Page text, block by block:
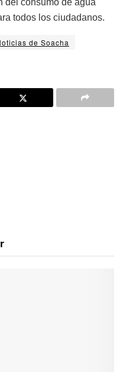
del consumo de agua
todos los ciudadanos.
de Soacha